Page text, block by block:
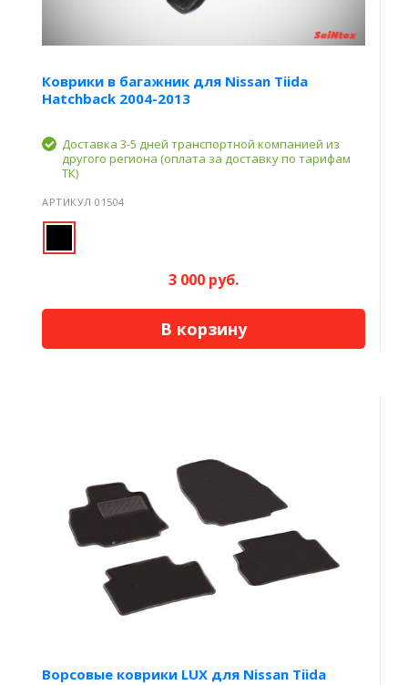
Коврики в багажник для Nissan Tiida
Hatchback 2004-2013
Доставка 3-5 дней транспортной компанией из
другого региона (оплата за доставку по тарифам
ТК)
АРТИКУЛ 01504
3 000 руб.
В корзину
Ворсовые коврики LUX для Nissan Tiida